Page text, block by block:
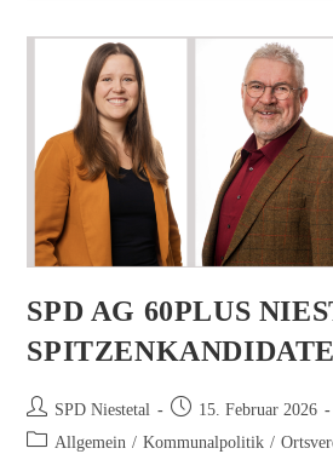
SPD AG 60PLUS
Beitrags-
Autor:
SPD Niestetal
Beitrag
veröffentlicht:
15. Februar 2026
Beitrags-
Allgemein / Kommunalpolitik /